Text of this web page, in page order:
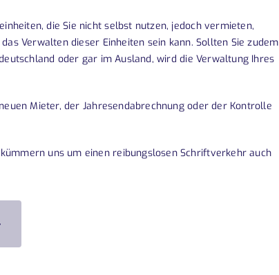
die Sie nicht selbst nutzen, jedoch vermieten,
Verwalten dieser Einheiten sein kann. Sollten Sie zudem
oder gar im Ausland, wird die Verwaltung Ihres
Mieter, der Jahresendabrechnung oder der Kontrolle
uns um einen reibungslosen Schriftverkehr auch